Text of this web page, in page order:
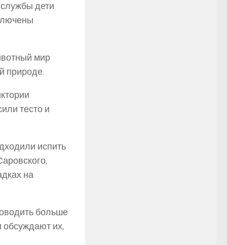
дети
мир
природе.
тесто и
испить
на
больше
обсуждают их,